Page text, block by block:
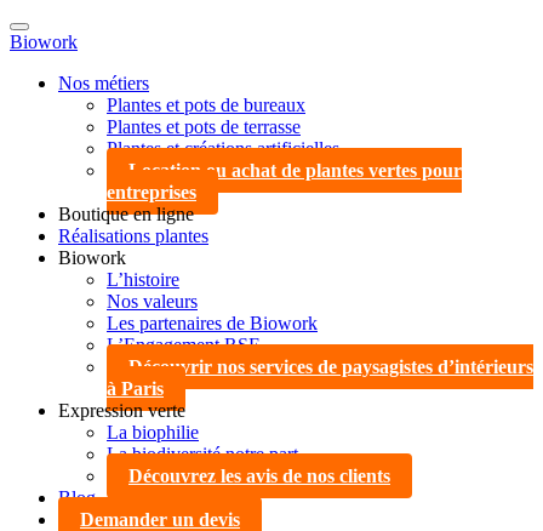
Biowork
Nos métiers
Plantes et pots de bureaux
Plantes et pots de terrasse
Plantes et créations artificielles
Location ou achat de plantes vertes pour
entreprises
Boutique en ligne
Réalisations plantes
Biowork
L’histoire
Nos valeurs
Les partenaires de Biowork
L’Engagement RSE
Découvrir nos services de paysagistes d’intérieurs
à Paris
Expression verte
La biophilie
La biodiversité notre part…
Découvrez les avis de nos clients
Blog
Demander un devis